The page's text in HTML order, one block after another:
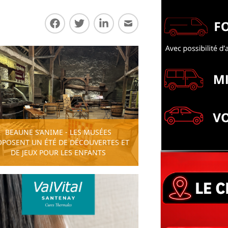
Partager sur Facebook
Partager sur Twitter
Partager sur LinkedIn
Partager par E-mail
BEAUNE S’ANIME - LES MUSÉES
UN ÉTÉ DE DÉCOUVERTES ET
DE JEUX POUR LES ENFANTS